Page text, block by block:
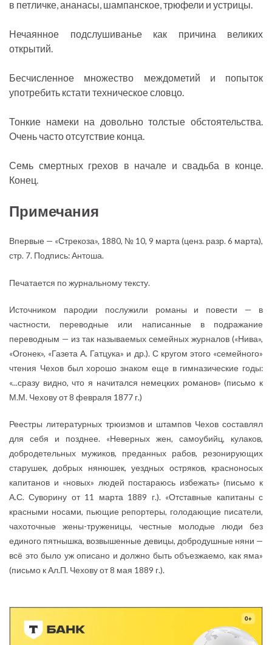
в петличке, ананасы, шампанское, трюфели и устрицы.
Нечаянное подслушиванье как причина великих
открытий.
Бесчисленное множество междометий и попыток
употребить кстати техническое словцо.
Тонкие намеки на довольно толстые обстоятельства.
Очень часто отсутствие конца.
Семь смертных грехов в начале и свадьба в конце.
Конец.
Примечания
Впервые — «Стрекоза», 1880, № 10, 9 марта (ценз. разр. 6 марта),
стр. 7. Подпись: Антоша.
Печатается по журнальному тексту.
Источником пародии послужили романы и повести — в
частности, переводные или написанные в подражание
переводным — из так называемых семейных журналов («Нива»,
«Огонек», «Газета А. Гатцука» и др.). С кругом этого «семейного»
чтения Чехов был хорошо знаком еще в гимназические годы:
«...сразу видно, что я начитался немецких романов» (письмо к
М.М. Чехову от 8 февраля 1877 г.)
Реестры литературных трюизмов и штампов Чехов составлял
для себя и позднее. «Неверных жен, самоубийц, кулаков,
добродетельных мужиков, преданных рабов, резонирующих
старушек, добрых нянюшек, уездных остряков, красноносых
капитанов и «новых» людей постараюсь избежать» (письмо к
А.С. Суворину от 11 марта 1889 г.). «Отставные капитаны с
красными носами, пьющие репортеры, голодающие писатели,
чахоточные жены-труженицы, честные молодые люди без
единого пятнышка, возвышенные девицы, добродушные няни —
всё это было уж описано и должно быть объезжаемо, как яма»
(письмо к Ал.П. Чехову от 8 мая 1889 г.).